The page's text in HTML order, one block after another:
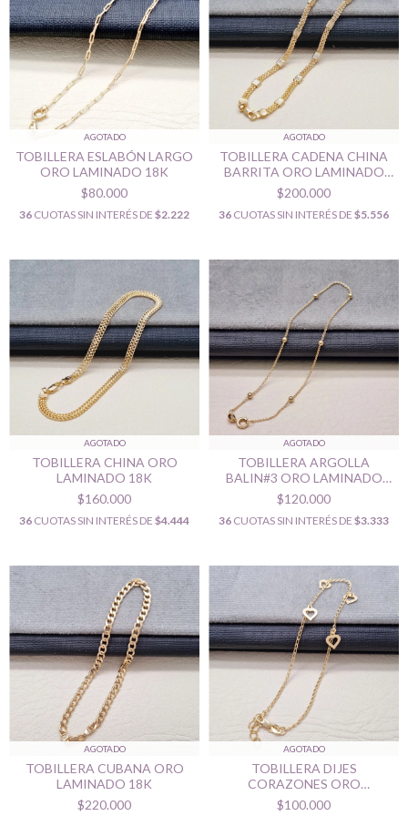
AGOTADO
TOBILLERA ESLABÓN LARGO
ORO LAMINADO 18K
$80.000
36 CUOTAS SIN INTERÉS DE $2.222
AGOTADO
TOBILLERA CADENA CHINA
BARRITA ORO LAMINADO
18K
$200.000
36 CUOTAS SIN INTERÉS DE $5.556
AGOTADO
TOBILLERA CHINA ORO
LAMINADO 18K
$160.000
36 CUOTAS SIN INTERÉS DE $4.444
AGOTADO
TOBILLERA ARGOLLA
BALIN#3 ORO LAMINADO
18K
$120.000
36 CUOTAS SIN INTERÉS DE $3.333
AGOTADO
TOBILLERA CUBANA ORO
LAMINADO 18K
$220.000
AGOTADO
TOBILLERA DIJES
CORAZONES ORO
LAMINADO 18K
$100.000